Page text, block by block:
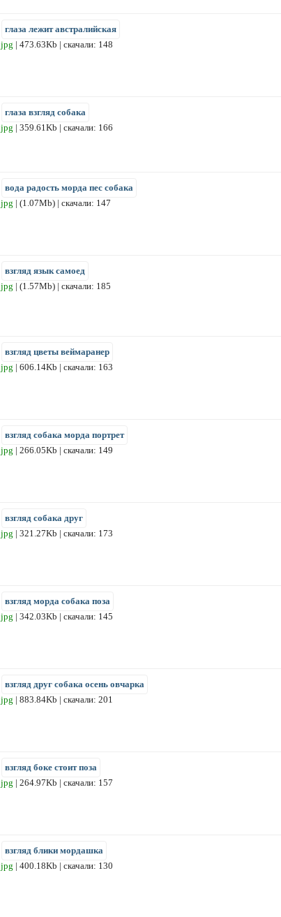
глаза лежит австралийская
jpg | 473.63Kb | скачали: 148
глаза взгляд собака
jpg | 359.61Kb | скачали: 166
вода радость морда пес собака
jpg | (1.07Mb) | скачали: 147
взгляд язык самоед
jpg | (1.57Mb) | скачали: 185
взгляд цветы веймаранер
jpg | 606.14Kb | скачали: 163
взгляд собака морда портрет
jpg | 266.05Kb | скачали: 149
взгляд собака друг
jpg | 321.27Kb | скачали: 173
взгляд морда собака поза
jpg | 342.03Kb | скачали: 145
взгляд друг собака осень овчарка
jpg | 883.84Kb | скачали: 201
взгляд боке стоит поза
jpg | 264.97Kb | скачали: 157
взгляд блики мордашка
jpg | 400.18Kb | скачали: 130